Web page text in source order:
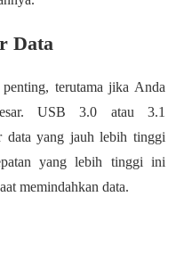
Data
terutama jika Anda
USB 3.0 atau 3.1
data yang jauh lebih tinggi
yang lebih tinggi ini
memindahkan data.